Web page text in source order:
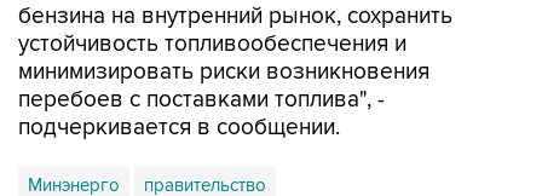
бензина на внутренний рынок, сохранить
устойчивость топливообеспечения и
минимизировать риски возникновения
перебоев с поставками топлива", -
подчеркивается в сообщении.
Минэнерго правительство